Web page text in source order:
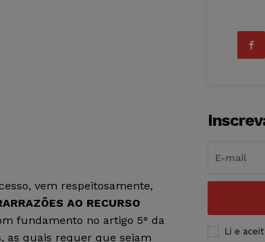
vem respeitosamente,
AO RECURSO
fundamento no artigo 5° da
as quais requer que sejam
Li e